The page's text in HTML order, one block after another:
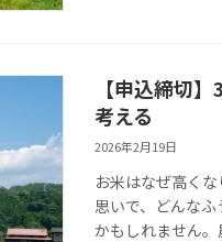
【申込締切
考える
2026年2月19日
お米はなぜ高く
思いで、どんな
かもしれません